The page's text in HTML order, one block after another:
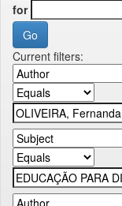
for
Current filters: